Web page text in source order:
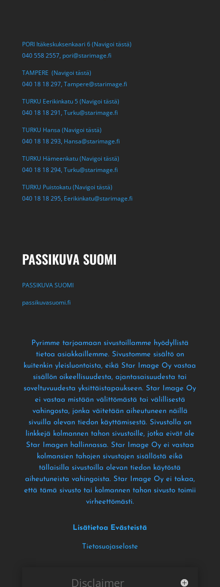
PORI Itäkeskuksenkaari 6 (Navigoi tästä)
040 558 2557, pori@starimage.fi
TAMPERE (Navigoi tästä)
040 18 18 297, Tampere@starimage.fi
TURKU Eerikinkatu 5 (Navigoi tästä)
040 18 18 291, Turku@starimage.fi
TURKU Hansa (Navigoi tästä)
040 18 18 293, Hansa@starimage.fi
TURKU Hämeenkatu (Navigoi tästä)
040 18 18 294, Turku@starimage.fi
TURKU Puistokatu (Navigoi tästä)
040 18 18 295, Eerikinkatu@starimage.fi
PASSIKUVA SUOMI
PASSIKUVA SUOMI
passikuvasuomi.fi
Pyrimme tarjoamaan sivustoillamme hyödyllistä
tietoa asiakkaillemme. Sivustomme sisältö on
kuitenkin yleisluontoista, eikä Star Image Oy vastaa
sisällön oikeellisuudesta, ajantasaisuudesta tai
soveltuvuudesta yksittäistapaukseen. Star Image Oy
ei vastaa mistään välittömästä tai välillisestä
vahingosta, jonka väitetään aiheutuneen näillä
sivuilla olevan tiedon käyttämisestä. Sivustolla on
linkkejä kolmannen tahon sivustoille, jotka eivät ole
Star Imagen hallinnassa. Star Image Oy ei vastaa
kolmansien tahojen sivustojen sisällöstä eikä
tällaisilla sivustoilla olevan tiedon käytöstä
aiheutuneista vahingoista. Star Image Oy ei takaa,
että tämä sivusto tai kolmannen tahon sivusto toimii
virheettömästi.
Lisätietoa Evästeistä
Tietosuojaseloste
Disclaimer